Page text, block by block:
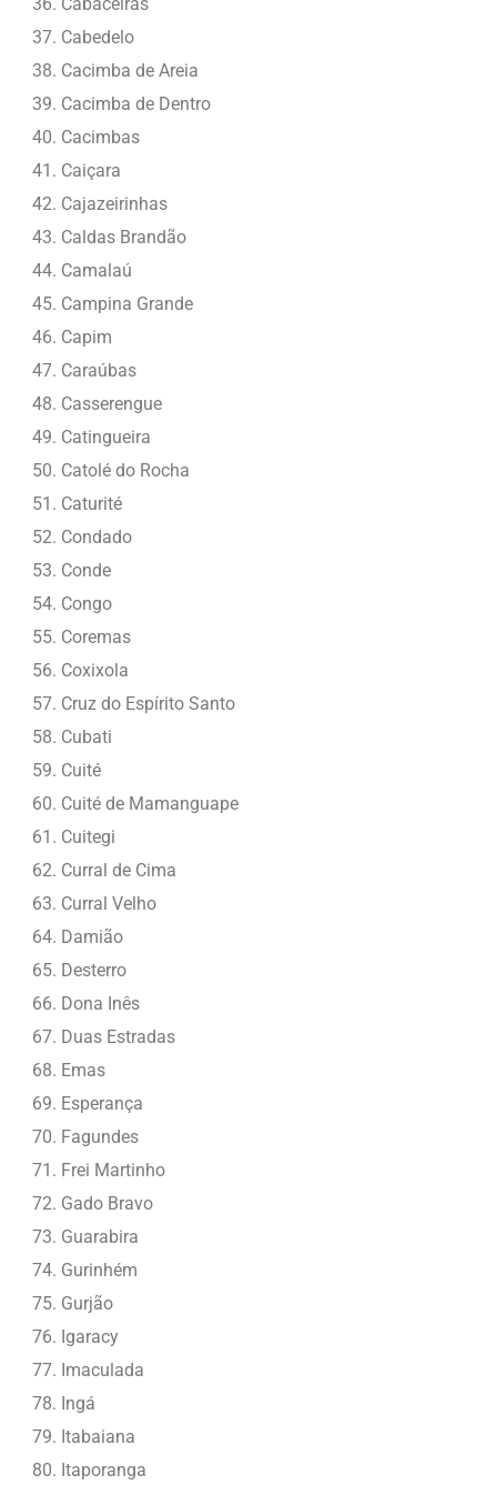
Cabaceiras
Cabedelo
Cacimba de Areia
Cacimba de Dentro
Cacimbas
Caiçara
Cajazeirinhas
Caldas Brandão
Camalaú
Campina Grande
Capim
Caraúbas
Casserengue
Catingueira
Catolé do Rocha
Caturité
Condado
Conde
Congo
Coremas
Coxixola
Cruz do Espírito Santo
Cubati
Cuité
Cuité de Mamanguape
Cuitegi
Curral de Cima
Curral Velho
Damião
Desterro
Dona Inês
Duas Estradas
Emas
Esperança
Fagundes
Frei Martinho
Gado Bravo
Guarabira
Gurinhém
Gurjão
Igaracy
Imaculada
Ingá
Itabaiana
Itaporanga